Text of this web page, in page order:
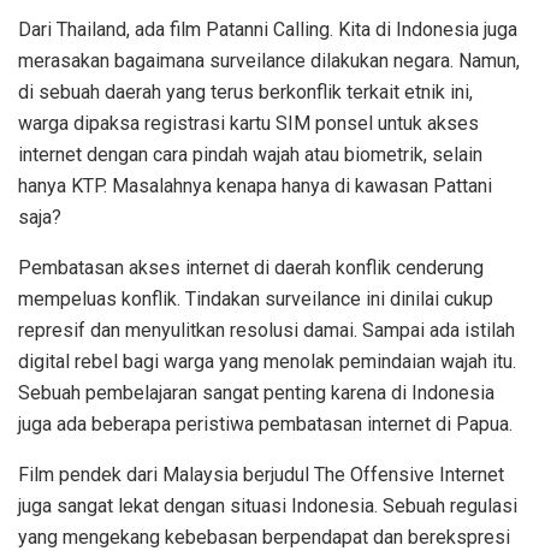
Dari Thailand, ada film Patanni Calling. Kita di Indonesia juga
merasakan bagaimana surveilance dilakukan negara. Namun,
di sebuah daerah yang terus berkonflik terkait etnik ini,
warga dipaksa registrasi kartu SIM ponsel untuk akses
internet dengan cara pindah wajah atau biometrik, selain
hanya KTP. Masalahnya kenapa hanya di kawasan Pattani
saja?
Pembatasan akses internet di daerah konflik cenderung
mempeluas konflik. Tindakan surveilance ini dinilai cukup
represif dan menyulitkan resolusi damai. Sampai ada istilah
digital rebel bagi warga yang menolak pemindaian wajah itu.
Sebuah pembelajaran sangat penting karena di Indonesia
juga ada beberapa peristiwa pembatasan internet di Papua.
Film pendek dari Malaysia berjudul The Offensive Internet
juga sangat lekat dengan situasi Indonesia. Sebuah regulasi
yang mengekang kebebasan berpendapat dan berekspresi